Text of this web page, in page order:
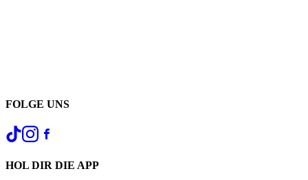
FOLGE UNS
HOL DIR DIE APP